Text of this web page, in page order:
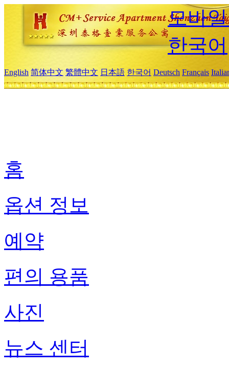
모바
한국어
English 简体中文 繁體中文 日本語 한국어 Deutsch Français
홈
옵션 정보
예약
편의 용품
사진
뉴스 센터